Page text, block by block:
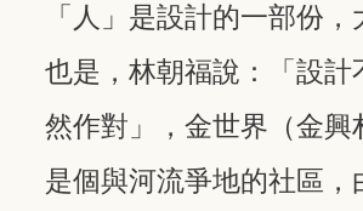
「人」是設計的一部份
也是，林朝福說：「設計
然作對」，金世界（金興
是個與河流爭地的社區，